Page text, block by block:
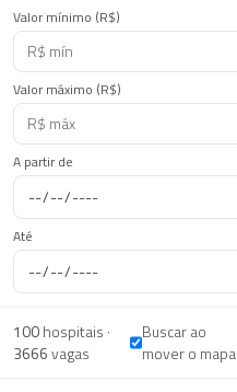
Valor mínimo (R$)
Valor máximo (R$)
A partir de
Até
100hospitais ·
3666vagas
Buscar ao
mover o mapa